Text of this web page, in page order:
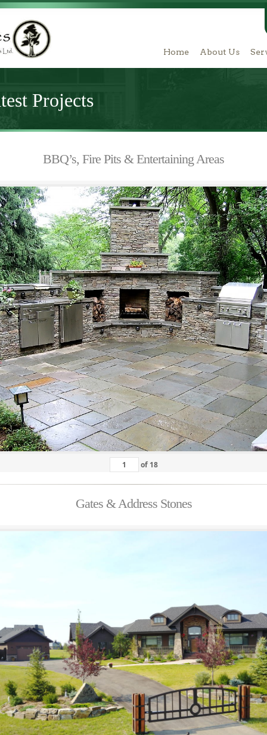
Home About Us
Projects
BBQ’s, Fire Pits & Entertaining Areas
of 18
Gates & Address Stones